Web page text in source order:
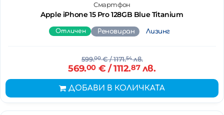
Смартфон
Apple iPhone 15 Pro 128GB Blue Titanium
Отличен Реновиран Лизинг
599.00€/ 1171.54лв.
569.00€ / 1112.87лв.
ДОБАВИ В КОЛИЧКАТА